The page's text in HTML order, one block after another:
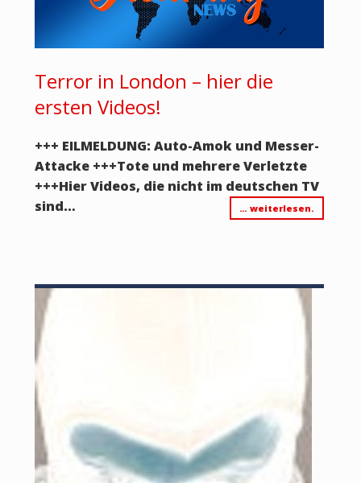
Terror in London – hier die
ersten Videos!
+++ EILMELDUNG: Auto-Amok und Messer-
Attacke +++Tote und mehrere Verletzte
+++Hier Videos, die nicht im deutschen TV
sind…
… weiterlesen.